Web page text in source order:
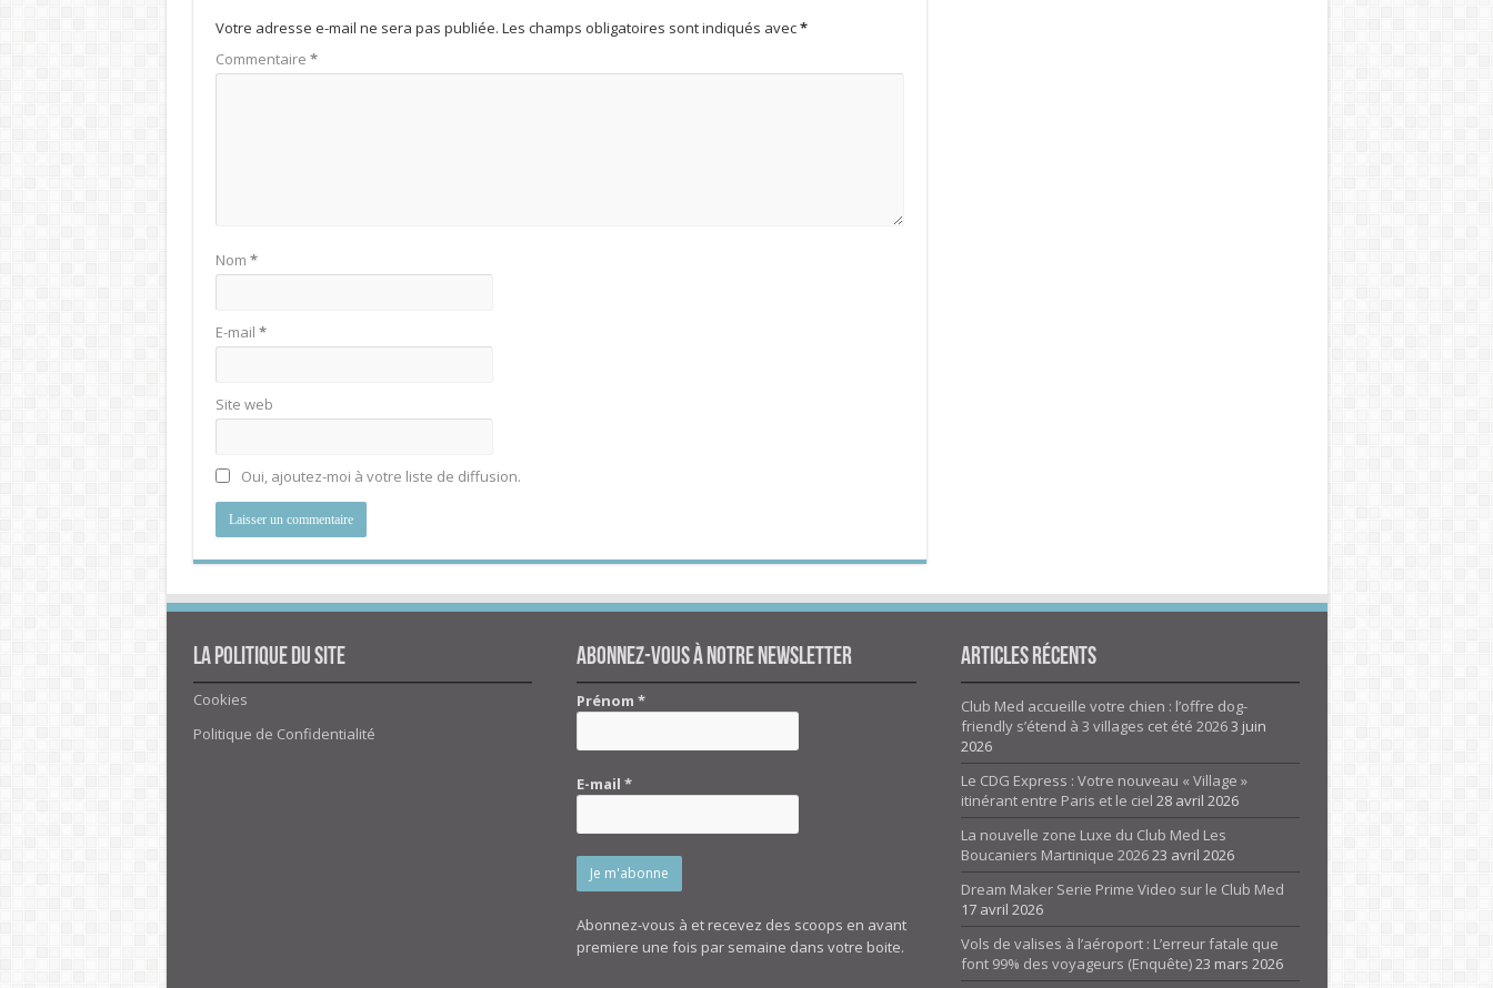
Votre adresse e-mail ne sera pas publiée. Les champs obligatoires sont indiqués avec*
Commentaire *
Nom *
E-mail *
Site web
Oui, ajoutez-moi à votre liste de diffusion.
La politique du site
Cookies
Politique de Confidentialité
Abonnez-vous à notre newsletter
Prénom*
E-mail*
Abonnez-vous à et recevez des scoops en avant
premiere une fois par semaine dans votre boite.
Articles Récents
Club Med accueille votre chien : l’offre dog-
friendly s’étend à 3 villages cet été 20263 juin
2026
Le CDG Express : Votre nouveau « Village »
itinérant entre Paris et le ciel 28 avril 2026
La nouvelle zone Luxe du Club Med Les
Boucaniers Martinique 202623 avril 2026
Dream Maker Serie Prime Video sur le Club Med
17 avril 2026
Vols de valises à l’aéroport : L’erreur fatale que
font 99% des voyageurs (Enquête)23 mars 2026